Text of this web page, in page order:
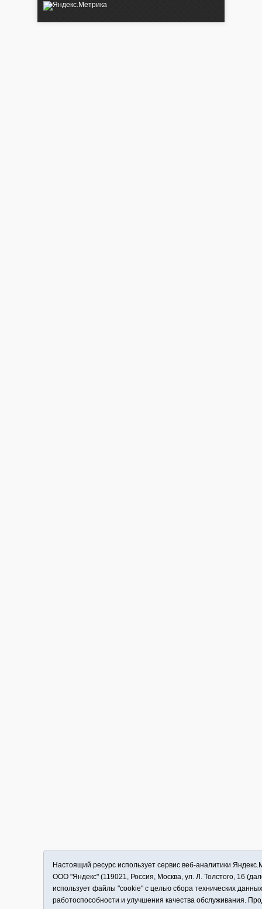
Настоящий ресурс использует сервис веб-аналитики
ООО "Яндекс" (119021, Россия, Москва, ул. Л. Толстого, 16
использует файлы "cookie" с целью сбора технических
работоспособности и улучшения качества обслуживания.